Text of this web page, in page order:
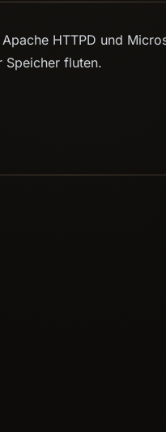
HTTPD und
Speicher fluten.